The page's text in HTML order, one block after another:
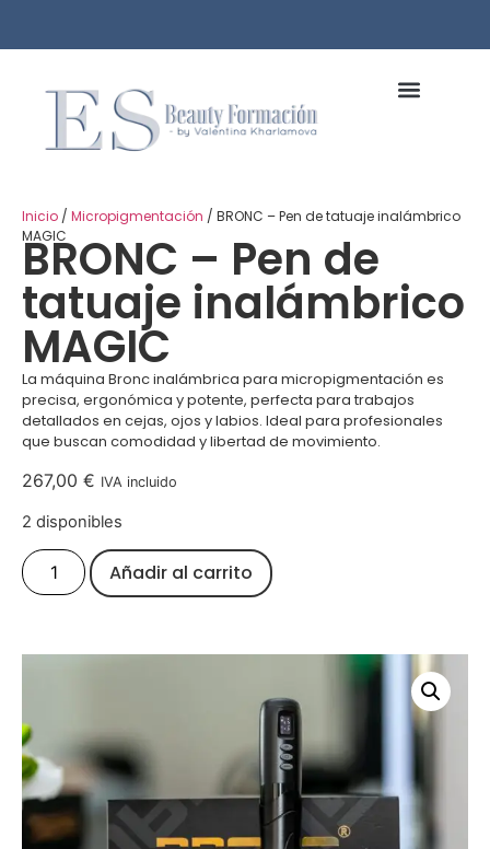
Inicio / Micropigmentación / BRONC – Pen de tatuaje inalámbrico
MAGIC
BRONC – Pen de
tatuaje inalámbrico
MAGIC
La máquina Bronc inalámbrica para micropigmentación es
precisa, ergonómica y potente, perfecta para trabajos
detallados en cejas, ojos y labios. Ideal para profesionales
que buscan comodidad y libertad de movimiento.
267,00 € IVA incluido
2 disponibles
Añadir al carrito